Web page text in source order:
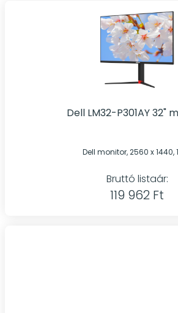
Dell LM32-P301AY 32"
Dell monitor, 2560 x 1440,
Bruttó listaár:
119 962 Ft